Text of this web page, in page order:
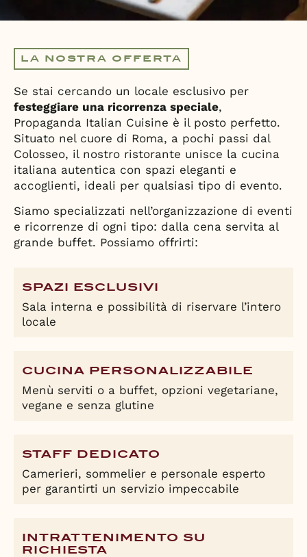
LA NOSTRA OFFERTA
Se stai cercando un locale esclusivo per
festeggiare una ricorrenza speciale,
Propaganda Italian Cuisine è il posto perfetto.
Situato nel cuore di Roma, a pochi passi dal
Colosseo, il nostro ristorante unisce la cucina
italiana autentica con spazi eleganti e
accoglienti, ideali per qualsiasi tipo di evento.
Siamo specializzati nell’organizzazione di eventi
e ricorrenze di ogni tipo: dalla cena servita al
grande buffet. Possiamo offrirti:
SPAZI ESCLUSIVI
Sala interna e possibilità di riservare l’intero
locale
CUCINA PERSONALIZZABILE
Menù serviti o a buffet, opzioni vegetariane,
vegane e senza glutine
STAFF DEDICATO
Camerieri, sommelier e personale esperto
per garantirti un servizio impeccabile
INTRATTENIMENTO SU
RICHIESTA